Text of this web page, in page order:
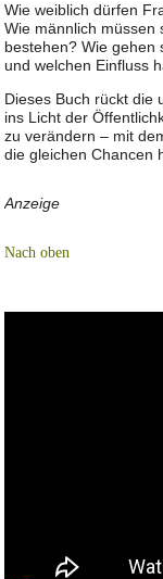
Wie weiblich dürfen
Wie männlich müssen
bestehen? Wie gehen
und welchen Einfluss
Dieses Buch rückt die
ins Licht der
zu verändern – mit
die gleichen Chancen
Anzeige
Nach oben